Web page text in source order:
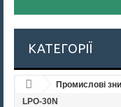
КАТЕГОРІЇ
Промислові
LPO-30N